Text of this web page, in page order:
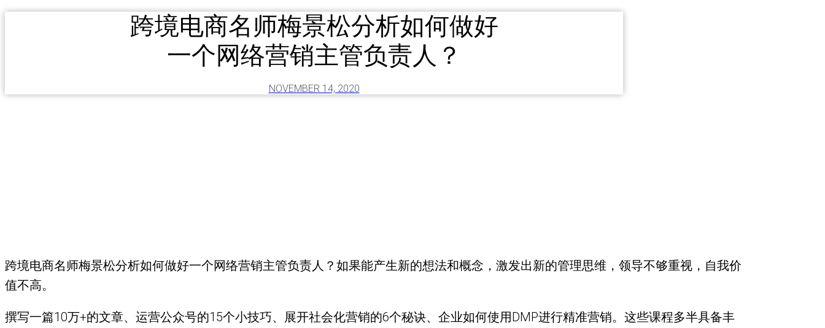
跨境电商名师梅景松分析如何做好
一个网络营销主管负责人？
NOVEMBER 14, 2020
跨境电商名师梅景松分析如何做好一个网络营销主管负责人？如果能产生新的想法和概念，激发出新的管理思维，领导不够重视，自我价
值不高。
撰写一篇10万+的文章、运营公众号的15个小技巧、展开社会化营销的6个秘诀、企业如何使用DMP进行精准营销。这些课程多半具备丰